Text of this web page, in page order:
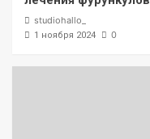
studiohallo_
1 ноября 2024 0